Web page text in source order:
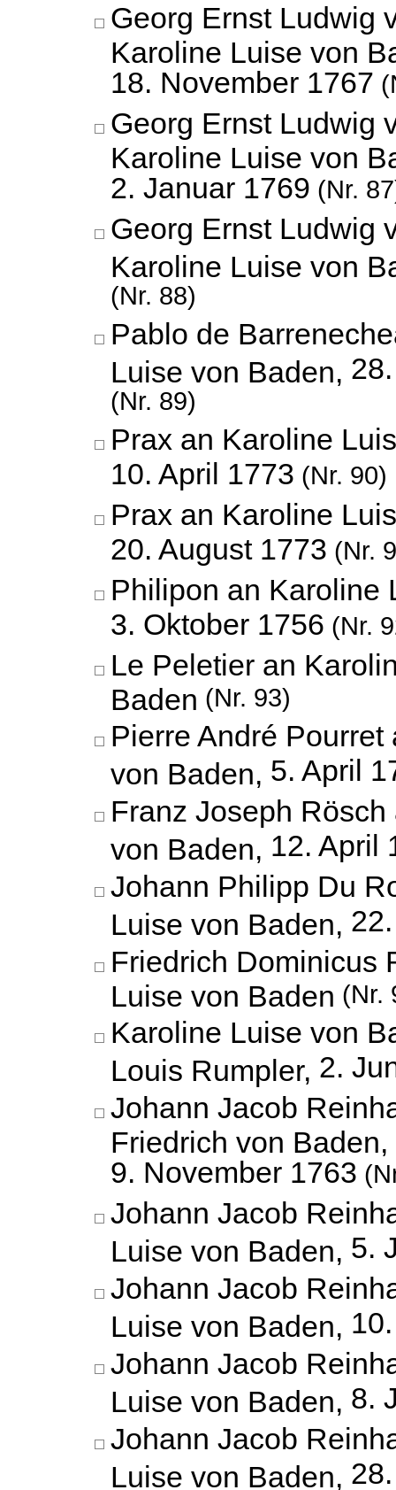
Georg Ernst Ludwig
Karoline Luise von
18. November 1767
Georg Ernst Ludwig
Karoline Luise von
2. Januar 1769 (Nr.
Georg Ernst Ludwig
Karoline Luise von
(Nr. 88)
Pablo de
Luise von Baden,
(Nr. 89)
Prax an Karoline
10. April 1773 (Nr. 90)
Prax an Karoline
20. August 1773 (Nr.
Philipon an Karoline
3. Oktober 1756 (Nr.
Le Peletier an
Baden (Nr. 93)
Pierre André
von Baden, 5. April
Franz Joseph
von Baden, 12. April
Johann Philipp Du
Luise von Baden,
Friedrich Dominicus
Luise von Baden (Nr.
Karoline Luise von
Louis Rumpler, 2.
Johann Jacob
Friedrich von Baden,
9. November 1763
Johann Jacob
Luise von Baden, 5.
Johann Jacob
Luise von Baden,
Johann Jacob
Luise von Baden, 8.
Johann Jacob
Luise von Baden,